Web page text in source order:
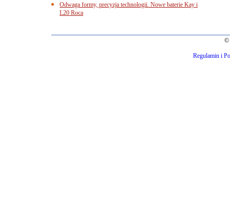
Odwaga formy, precyzja technologii. Nowe baterie Kay i
L20 Roca
©
Regulamin i